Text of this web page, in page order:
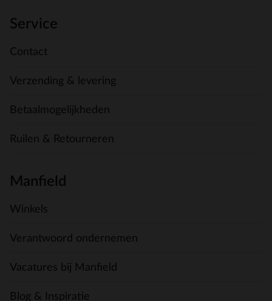
Service
Contact
Verzending & levering
Betaalmogelijkheden
Ruilen & Retourneren
Manfield
Winkels
Verantwoord ondernemen
Vacatures bij Manfield
Blog & Inspiratie